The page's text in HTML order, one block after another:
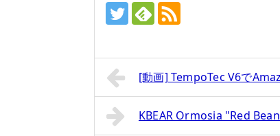
[動画] TempoTec V6で
KBEAR Ormosia "Red